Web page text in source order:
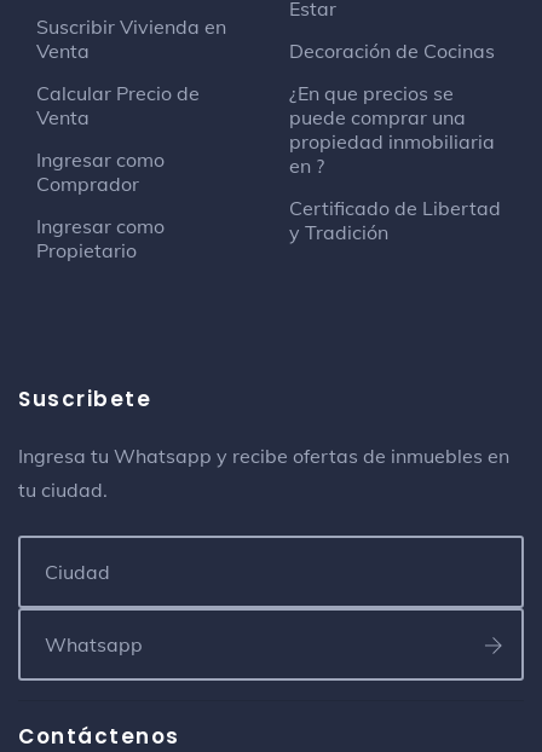
Suscribir Vivienda en
Venta
Calcular Precio de
Venta
Ingresar como
Comprador
Ingresar como
Propietario
Estar
Decoración de Cocinas
¿En que precios se
puede comprar una
propiedad inmobiliaria
en ?
Certificado de Libertad
y Tradición
Suscribete
Ingresa tu Whatsapp y recibe ofertas de inmuebles en
tu ciudad.
Contáctenos